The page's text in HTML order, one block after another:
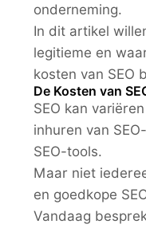
onderneming.
In dit artikel
legitieme en
kosten van SEO
De Kosten van
SEO kan
inhuren van
SEO-tools.
Maar niet
en goedkope
Vandaag